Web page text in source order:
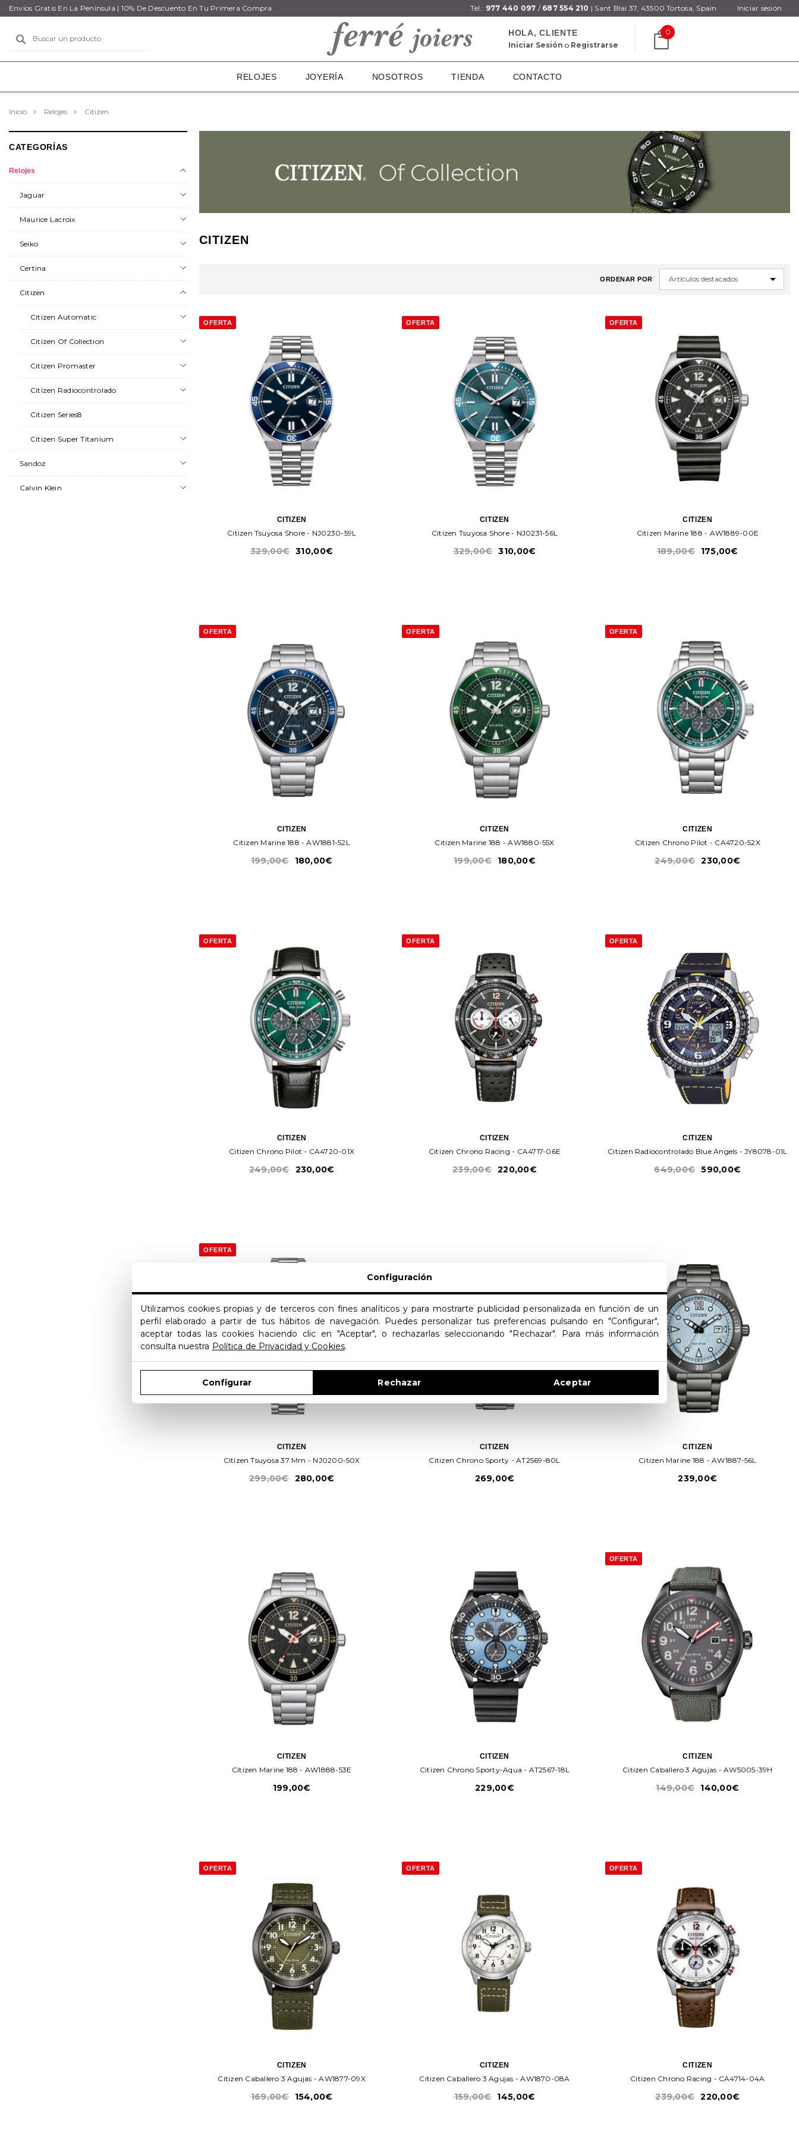
Envíos Gratis En La Península | 10% De Descuento En Tu Primera Compra Tel.: 977 440 097 / 687 554 210 | Sant Blai 37, 43500 Tortosa, Spain Iniciar sesión
Buscar HOLA, CLIENTE
Iniciar Sesión o Registrarse
0
RELOJES JOYERÍA NOSOTROS TIENDA CONTACTO
Inicio Relojes Citizen
CATEGORÍAS
Relojes
Jaguar
Maurice Lacroix
Seiko
Certina
Citizen
Citizen Automatic
Citizen Of Collection
Citizen Promaster
Citizen Radiocontrolado
Citizen Series8
Citizen Super Titanium
Sandoz
Calvin Klein
CITIZEN
ORDENAR POR
OFERTA
CITIZEN
Citizen Tsuyosa Shore - NJ0230-59L
329,00€ 310,00€
OFERTA
CITIZEN
Citizen Tsuyosa Shore - NJ0231-56L
329,00€ 310,00€
OFERTA
CITIZEN
Citizen Marine 188 - AW1889-00E
189,00€ 175,00€
OFERTA
CITIZEN
Citizen Marine 188 - AW1881-52L
199,00€ 180,00€
OFERTA
CITIZEN
Citizen Marine 188 - AW1880-55X
199,00€ 180,00€
OFERTA
CITIZEN
Citizen Chrono Pilot - CA4720-52X
249,00€ 230,00€
OFERTA
CITIZEN
Citizen Chrono Pilot - CA4720-01X
249,00€ 230,00€
OFERTA
CITIZEN
Citizen Chrono Racing - CA4717-06E
239,00€ 220,00€
OFERTA
CITIZEN
Citizen Radiocontrolado Blue Angels - JY8078-01L
649,00€ 590,00€
OFERTA
CITIZEN
Citizen Tsuyosa 37 Mm - NJ0200-50X
299,00€ 280,00€
CITIZEN
Citizen Chrono Sporty - AT2569-80L
269,00€
CITIZEN
Citizen Marine 188 - AW1887-56L
239,00€
CITIZEN
Citizen Marine 188 - AW1888-53E
199,00€
CITIZEN
Citizen Chrono Sporty-Aqua - AT2567-18L
229,00€
OFERTA
CITIZEN
Citizen Caballero 3 Agujas - AW5005-39H
149,00€ 140,00€
OFERTA
CITIZEN
Citizen Caballero 3 Agujas - AW1877-09X
169,00€ 154,00€
OFERTA
CITIZEN
Citizen Caballero 3 Agujas - AW1870-08A
159,00€ 145,00€
OFERTA
CITIZEN
Citizen Chrono Racing - CA4714-04A
239,00€ 220,00€
Configuración
Utilizamos cookies propias y de terceros con fines analíticos y para mostrarte publicidad personalizada en función de un
perfil elaborado a partir de tus hábitos de navegación. Puedes personalizar tus preferencias pulsando en "Configurar",
aceptar todas las cookies haciendo clic en "Aceptar", o rechazarlas seleccionando "Rechazar". Para más información
consulta nuestra Política de Privacidad y Cookies.
Configurar Rechazar Aceptar